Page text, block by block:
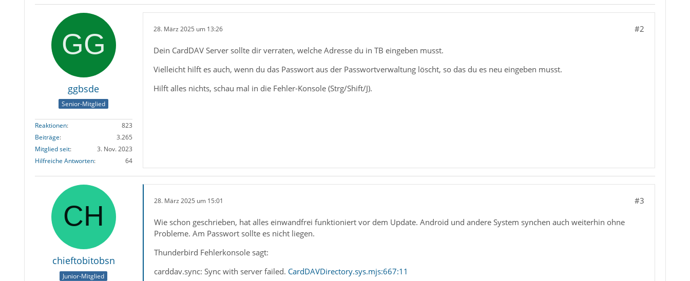
ggbsde
Senior-Mitglied
Reaktionen
823
Beiträge
3.265
Mitglied seit
3. Nov. 2023
Hilfreiche Antworten
64
28. März 2025 um 13:26 #2
Dein CardDAV Server sollte dir verraten, welche Adresse du in TB eingeben musst.
Vielleicht hilft es auch, wenn du das Passwort aus der Passwortverwaltung löscht, so das du es neu eingeben musst.
Hilft alles nichts, schau mal in die Fehler-Konsole (Strg/Shift/J).
chieftobitobsn
Junior-Mitglied
28. März 2025 um 15:01 #3
Wie schon geschrieben, hat alles einwandfrei funktioniert vor dem Update. Android und andere System synchen auch weiterhin ohne
Probleme. Am Passwort sollte es nicht liegen.
Thunderbird Fehlerkonsole sagt:
carddav.sync: Sync with server failed. CardDAVDirectory.sys.mjs:667:11